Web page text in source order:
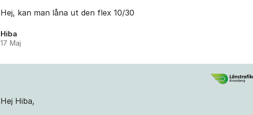
Hej, kan man låna ut den flex 10/30
Hiba
17 Maj
Hej Hiba,